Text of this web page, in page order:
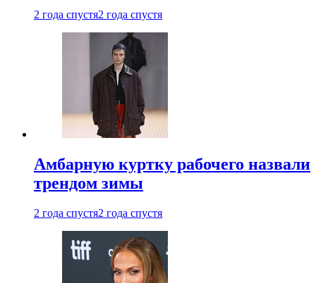
2 года спустя2 года спустя
Амбарную куртку рабочего назвали
трендом зимы
2 года спустя2 года спустя